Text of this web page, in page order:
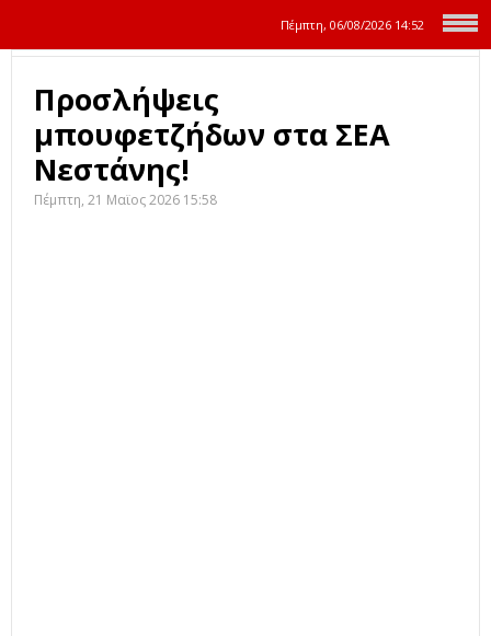
Πέμπτη, 06/08/2026 14:53
Προσλήψεις
μπουφετζήδων στα ΣΕΑ
Νεστάνης!
Πέμπτη, 21 Μαϊος 2026 15:58